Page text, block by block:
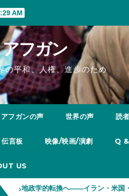
AM
フガン
の平和、人権、進歩のため
アフガンの声 世界の声 読
伝言板 映像/映画/演劇 Q
US
的転換へ――イラン・米国・イスラエ